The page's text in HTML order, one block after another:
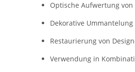
Optische Aufwertung
Dekorative
Restaurierung von
Verwendung in